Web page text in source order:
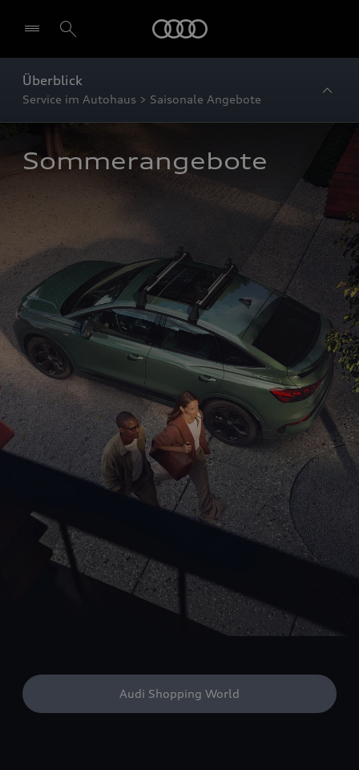
Überblick
Service im Autohaus > Saisonale Angebote
Sommerangebote
Audi Shopping World